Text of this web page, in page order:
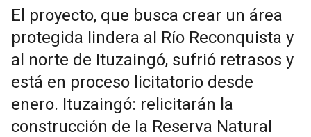
El proyecto, que busca crear un área
protegida lindera al Río Reconquista y
al norte de Ituzaingó, sufrió retrasos y
está en proceso licitatorio desde
enero. Ituzaingó: relicitarán la
construcción de la Reserva Natural